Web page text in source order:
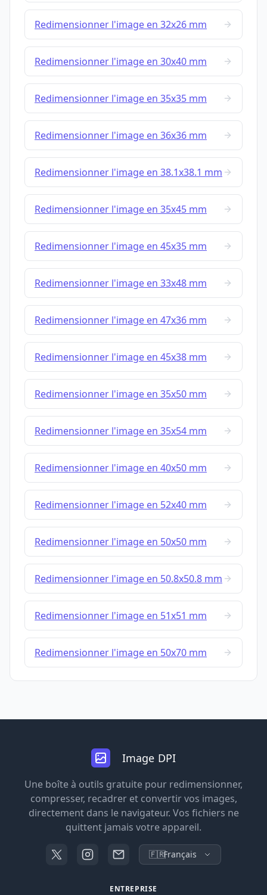
Redimensionner l'image en 32x26 mm
Redimensionner l'image en 30x40 mm
Redimensionner l'image en 35x35 mm
Redimensionner l'image en 36x36 mm
Redimensionner l'image en 38.1x38.1 mm
Redimensionner l'image en 35x45 mm
Redimensionner l'image en 45x35 mm
Redimensionner l'image en 33x48 mm
Redimensionner l'image en 47x36 mm
Redimensionner l'image en 45x38 mm
Redimensionner l'image en 35x50 mm
Redimensionner l'image en 35x54 mm
Redimensionner l'image en 40x50 mm
Redimensionner l'image en 52x40 mm
Redimensionner l'image en 50x50 mm
Redimensionner l'image en 50.8x50.8 mm
Redimensionner l'image en 51x51 mm
Redimensionner l'image en 50x70 mm
Image DPI
Une boîte à outils gratuite pour redimensionner,
compresser, recadrer et convertir vos images,
directement dans le navigateur. Vos fichiers ne
quittent jamais votre appareil.
🇫🇷Français
ENTREPRISE